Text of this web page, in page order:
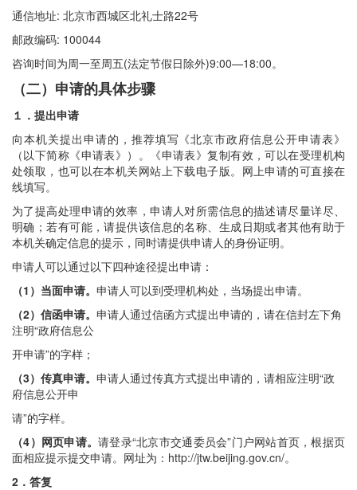
通信地址: 北京市西城区北礼士路22号
邮政编码: 100044
咨询时间为周一至周五(法定节假日除外)9:00—18:00。
（二）申请的具体步骤
１．提出申请
向本机关提出申请的，推荐填写《北京市政府信息公开申请表》
（以下简称《申请表》）。《申请表》复制有效，可以在受理机构
处领取，也可以在本机关网站上下载电子版。网上申请的可直接在
线填写。
为了提高处理申请的效率，申请人对所需信息的描述请尽量详尽、
明确；若有可能，请提供该信息的名称、生成日期或者其他有助于
本机关确定信息的提示，同时请提供申请人的身份证明。
申请人可以通过以下四种途径提出申请：
（1）当面申请。 申请人可以到受理机构处，当场提出申请。
（2）信函申请。 申请人通过信函方式提出申请的，请在信封左下角
注明“政府信息公
开申请”的字样；
（3）传真申请。 申请人通过传真方式提出申请的，请相应注明“政
府信息公开申
请”的字样。
（4）网页申请。请登录“北京市交通委员会”门户网站首页，根据页
面相应提示提交申请。网址为：http://jtw.beijing.gov.cn/。
2．答复